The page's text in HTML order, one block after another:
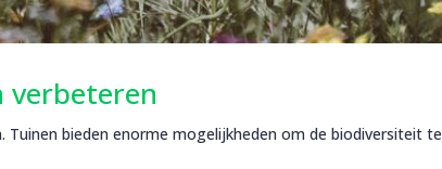
bieden enorme mogelijkheden om de biodiversiteit te